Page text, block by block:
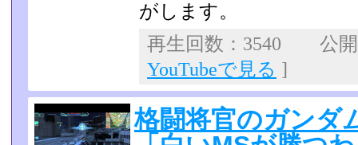
がします。
再生回数：3540 公
YouTubeで見る ]
格闘将官のガンダ